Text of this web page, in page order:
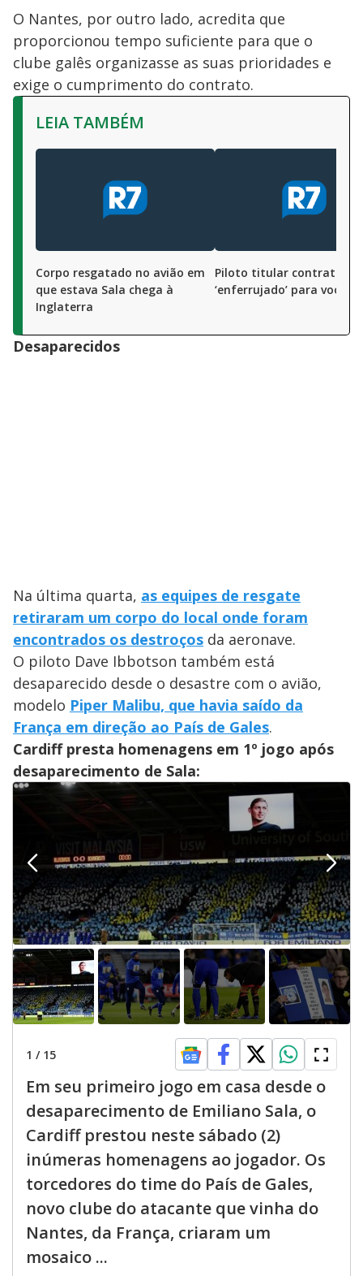
O Nantes, por outro lado, acredita que
proporcionou tempo suficiente para que o
clube galês organizasse as suas prioridades e
exige o cumprimento do contrato.
LEIA TAMBÉM
Corpo resgatado no avião em
que estava Sala chega à
Inglaterra
Piloto titular contratou
‘enferrujado’ para voo de
Desaparecidos
Na última quarta, as equipes de resgate
retiraram um corpo do local onde foram
encontrados os destroços da aeronave.
O piloto Dave Ibbotson também está
desaparecido desde o desastre com o avião,
modelo Piper Malibu, que havia saído da
França em direção ao País de Gales.
Cardiff presta homenagens em 1º jogo após
desaparecimento de Sala:
1 / 15
Em seu primeiro jogo em casa desde o
desaparecimento de Emiliano Sala, o
Cardiff prestou neste sábado (2)
inúmeras homenagens ao jogador. Os
torcedores do time do País de Gales,
novo clube do atacante que vinha do
Nantes, da França, criaram um
mosaico ...